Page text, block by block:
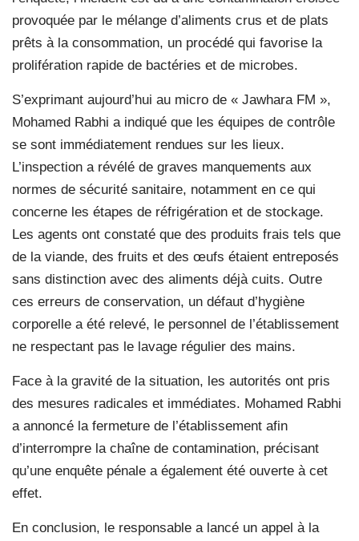
provoquée par le mélange d’aliments crus et de plats
prêts à la consommation, un procédé qui favorise la
prolifération rapide de bactéries et de microbes.
S’exprimant aujourd’hui au micro de « Jawhara FM »,
Mohamed Rabhi a indiqué que les équipes de contrôle
se sont immédiatement rendues sur les lieux.
L’inspection a révélé de graves manquements aux
normes de sécurité sanitaire, notamment en ce qui
concerne les étapes de réfrigération et de stockage.
Les agents ont constaté que des produits frais tels que
de la viande, des fruits et des œufs étaient entreposés
sans distinction avec des aliments déjà cuits. Outre
ces erreurs de conservation, un défaut d’hygiène
corporelle a été relevé, le personnel de l’établissement
ne respectant pas le lavage régulier des mains.
Face à la gravité de la situation, les autorités ont pris
des mesures radicales et immédiates. Mohamed Rabhi
a annoncé la fermeture de l’établissement afin
d’interrompre la chaîne de contamination, précisant
qu’une enquête pénale a également été ouverte à cet
effet.
En conclusion, le responsable a lancé un appel à la